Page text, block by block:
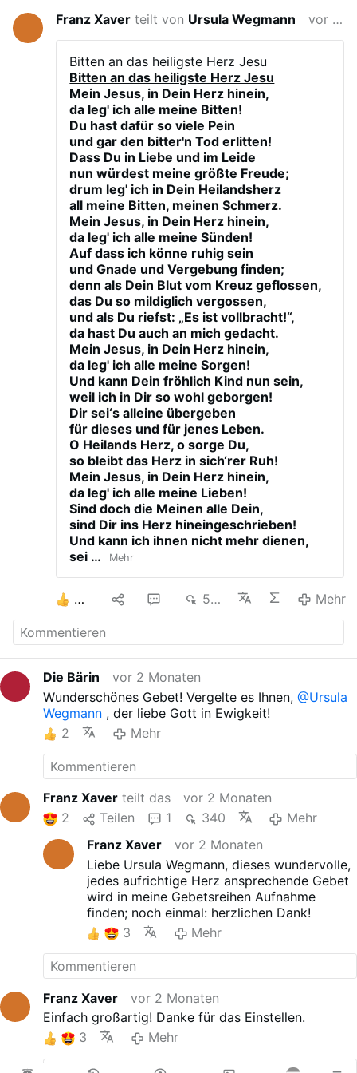
Franz Xaver teilt von Ursula Wegmann vor 2 Monaten
Bitten an das heiligste Herz Jesu
Bitten an das heiligste Herz Jesu
Mein Jesus, in Dein Herz hinein,
da leg' ich alle meine Bitten!
Du hast dafür so viele Pein
und gar den bitter'n Tod erlitten!
Dass Du in Liebe und im Leide
nun würdest meine größte Freude;
drum leg' ich in Dein Heilandsherz
all meine Bitten, meinen Schmerz.
Mein Jesus, in Dein Herz hinein,
da leg' ich alle meine Sünden!
Auf dass ich könne ruhig sein
und Gnade und Vergebung finden;
denn als Dein Blut vom Kreuz geflossen,
das Du so mildiglich vergossen,
und als Du riefst: „Es ist vollbracht!“,
da hast Du auch an mich gedacht.
Mein Jesus, in Dein Herz hinein,
da leg' ich alle meine Sorgen!
Und kann Dein fröhlich Kind nun sein,
weil ich in Dir so wohl geborgen!
Dir sei‘s alleine übergeben
für dieses und für jenes Leben.
O Heilands Herz, o sorge Du,
so bleibt das Herz in sich‘rer Ruh!
Mein Jesus, in Dein Herz hinein,
da leg' ich alle meine Lieben!
Sind doch die Meinen alle Dein,
sind Dir ins Herz hineingeschrieben!
Und kann ich ihnen nicht mehr dienen,
sei …
Mehr
525 Mehr
Die Bärin
vor 2 Monaten
Wunderschönes Gebet! Vergelte es Ihnen,@Ursula
Wegmann , der liebe Gott in Ewigkeit!
2
Mehr
Franz Xaver teilt das
vor 2 Monaten
2
Teilen 1 340
Mehr
Franz Xaver
vor 2 Monaten
Liebe Ursula Wegmann, dieses wundervolle,
jedes aufrichtige Herz ansprechende Gebet
wird in meine Gebetsreihen Aufnahme
finden; noch einmal: herzlichen Dank!
3
Mehr
Franz Xaver
vor 2 Monaten
Einfach großartig! Danke für das Einstellen.
3
Mehr